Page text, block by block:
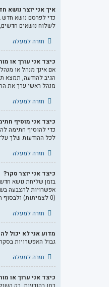
איך אני יוצר נושא
כדי לפרסם נושא חדש
לשלוח נושאים
חזרה למעלה
כיצד אני עורך או
אם אינך מנהל או
הגיב להודעה, תמצא
מנהל ראשי ערך את
חזרה למעלה
כיצד אני מוסיף
כדי להוסיף חתימה
לכל ההודעות שלך
חזרה למעלה
כיצד אני יוצר סקר?
בזמן שליחת נושא
אפשרויות להצבעה
(0 לצמיתות) ולבסוף האפשרות אשר מאפשרת למשתמשים לשנות את ההצבעות שלהם.
חזרה למעלה
מדוע אני לא יכול
גבול האפשרויות
חזרה למעלה
כיצד אני ערוך או